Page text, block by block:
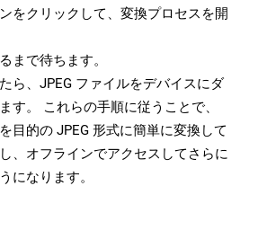
ンをクリックして、変換プロセスを開
まで待ちます。
ら、JPEG ファイルをデバイスにダ
す。 これらの手順に従うことで、
目的の JPEG 形式に簡単に変換して
、オフラインでアクセスしてさらに
になります。